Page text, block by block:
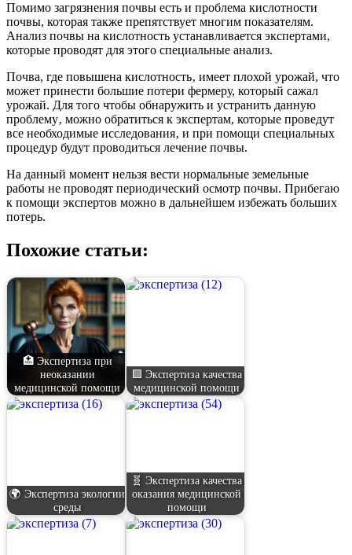
Помимо загрязнения почвы есть и проблема кислотности
почвы, которая также препятствует многим показателям.
Анализ почвы на кислотность устанавливается экспертами,
которые проводят для этого специальные анализ.
Почва, где повышена кислотность‚ имеет плохой урожай, что
может принести большие потери фермеру, который сажал
урожай. Для того чтобы обнаружить и устранить данную
проблему‚ можно обратиться к экспертам, которые проведут
все необходимые исследования‚ и при помощи специальных
процедур будут проводиться лечение почвы.
На данный момент нельзя вести нормальные земельные
работы не проводят периодический осмотр почвы. Прибегаю
к помощи экспертов можно в дальнейшем избежать больших
потерь.
Похожие статьи:
🏥 Экспертиза при
неоказании
медицинской помощи
🟩 Экспертиза качества
медицинской помощи
🌍 Экспертиза экологии
среды
🧬 Экспертиза качества
оказания медицинской
помощи